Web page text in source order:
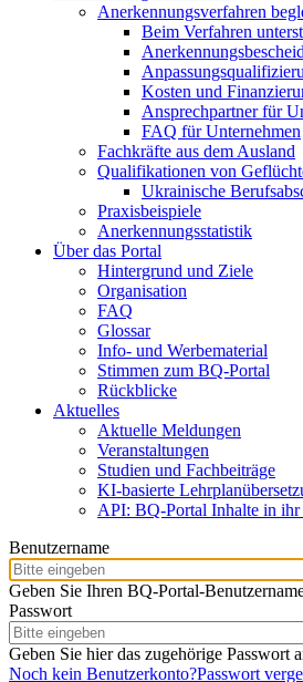
Anerkennungsverfahren
Beim Verfahren
Anerkennungsbescheid
Kosten und
Ansprechpartner für
FAQ für Unternehmen
Fachkräfte aus dem Ausland
Qualifikationen von
Ukrainische
Praxisbeispiele
Anerkennungsstatistik
Über das Portal
Hintergrund und Ziele
Organisation
FAQ
Glossar
Info- und Werbematerial
Stimmen zum BQ-Portal
Rückblicke
Aktuelles
Aktuelle Meldungen
Veranstaltungen
Studien und Fachbeiträge
KI-basierte
API: BQ-Portal Inhalte in ihr
Benutzername
Geben Sie Ihren BQ-Portal-
Passwort
Geben Sie hier das zugehörige Passwort
Noch kein Benutzerkonto?Passwort